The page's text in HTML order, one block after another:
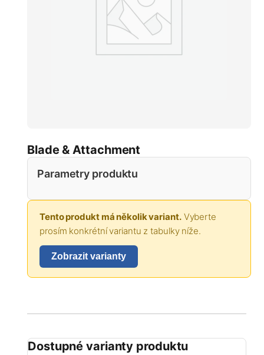
Blade & Attachment
Parametry produktu
Tento produkt má několik variant.Vyberte
prosím konkrétní variantu z tabulky níže.
Zobrazit varianty
Dostupné varianty produktu